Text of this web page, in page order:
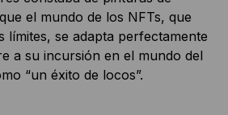
el mundo de los NFTs, que
límites, se adapta perfectamente
a su incursión en el mundo del
“un éxito de locos”.